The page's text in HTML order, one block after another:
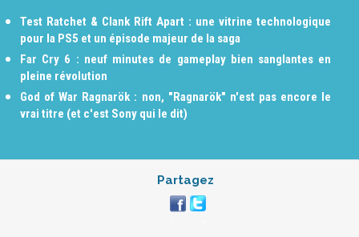
Test Ratchet & Clank Rift Apart : une vitrine technologique
pour la PS5 et un épisode majeur de la saga
Far Cry 6 : neuf minutes de gameplay bien sanglantes en
pleine révolution
God of War Ragnarök : non, "Ragnarök" n'est pas encore le
vrai titre (et c'est Sony qui le dit)
Partagez